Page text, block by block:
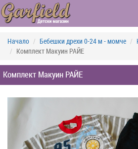
Начало Бебешки дрехи 0-24 м - момче
Комплект Макуин РАЙЕ
Комплект Макуин РАЙЕ